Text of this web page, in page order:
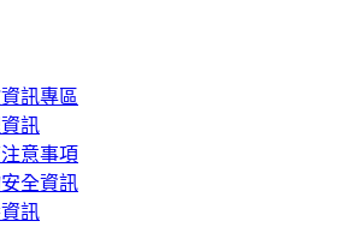
訊專區
訊
意事項
全資訊
訊